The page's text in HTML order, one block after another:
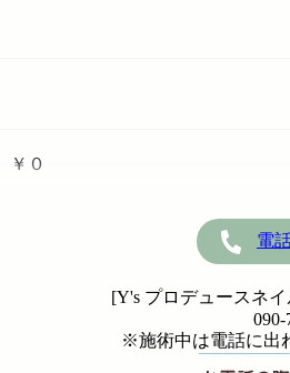
￥０
電
[Y's プロデュースネ
090-
※施術中は電話に出